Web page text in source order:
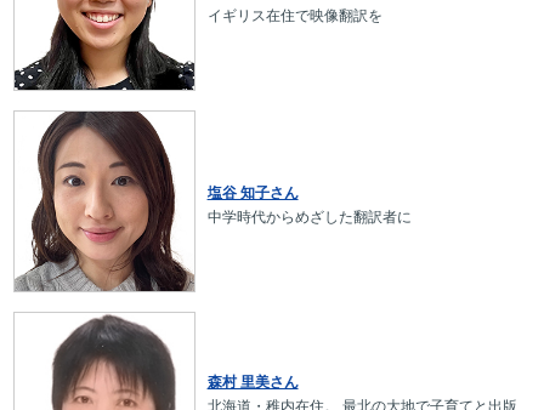
イギリス在住で映像翻訳を
塩谷 知子さん
中学時代からめざした翻訳者に
森村 里美さん
北海道・稚内在住。 最北の大地で子育てと出版